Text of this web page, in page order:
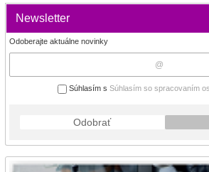
Newsletter
Odoberajte aktuálne novinky
Súhlasím s Súhlasím so spracovaním
Odobrať